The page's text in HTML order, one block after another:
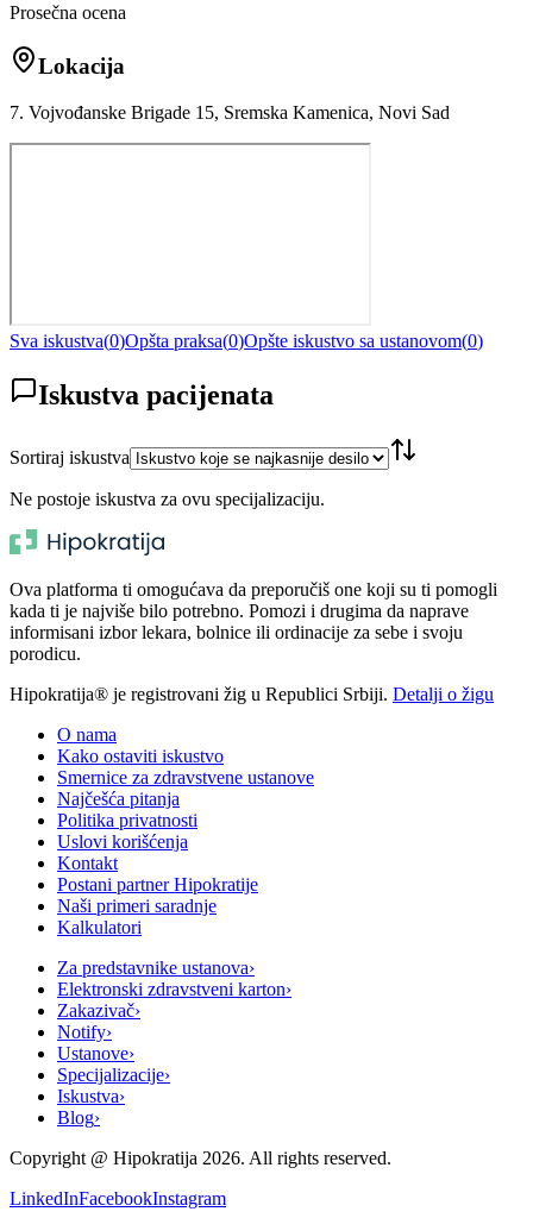
Prosečna ocena
Lokacija
7. Vojvođanske Brigade 15, Sremska Kamenica, Novi Sad
Sva iskustva(0)Opšta praksa(0)Opšte iskustvo sa ustanovom(0)
Iskustva pacijenata
Sortiraj iskustva
Ne postoje iskustva za ovu specijalizaciju.
Ova platforma ti omogućava da preporučiš one koji su ti pomogli
kada ti je najviše bilo potrebno. Pomozi i drugima da naprave
informisani izbor lekara, bolnice ili ordinacije za sebe i svoju
porodicu.
Hipokratija® je registrovani žig u Republici Srbiji. Detalji o žigu
O nama
Kako ostaviti iskustvo
Smernice za zdravstvene ustanove
Najčešća pitanja
Politika privatnosti
Uslovi korišćenja
Kontakt
Postani partner Hipokratije
Naši primeri saradnje
Kalkulatori
Za predstavnike ustanova›
Elektronski zdravstveni karton›
Zakazivač›
Notify›
Ustanove›
Specijalizacije›
Iskustva›
Blog›
Copyright @ Hipokratija 2026. All rights reserved.
LinkedInFacebookInstagram